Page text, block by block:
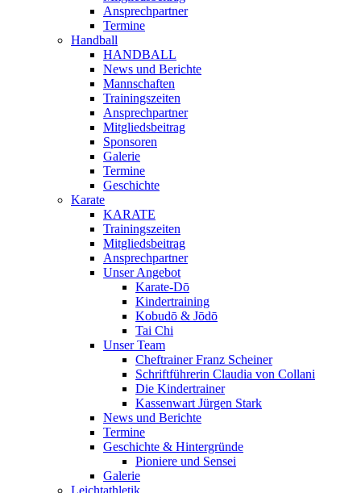
Ansprechpartner
Termine
Handball
HANDBALL
News und Berichte
Mannschaften
Trainingszeiten
Ansprechpartner
Mitgliedsbeitrag
Sponsoren
Galerie
Termine
Geschichte
Karate
KARATE
Trainingszeiten
Mitgliedsbeitrag
Ansprechpartner
Unser Angebot
Karate-Dō
Kindertraining
Kobudō & Jōdō
Tai Chi
Unser Team
Cheftrainer Franz Scheiner
Schriftführerin Claudia von Collani
Die Kindertrainer
Kassenwart Jürgen Stark
News und Berichte
Termine
Geschichte & Hintergründe
Pioniere und Sensei
Galerie
Leichtathletik